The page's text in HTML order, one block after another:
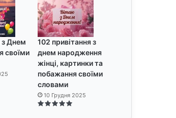
з Днем
своїми
102 привітання з
днем народження
жінці, картинки та
побажання своїми
словами
10 Грудня 2025